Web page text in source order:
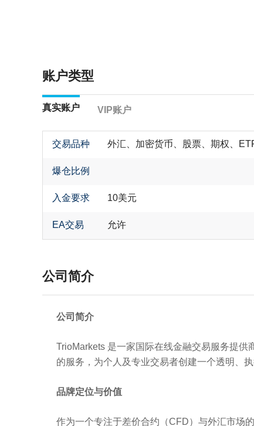
账户类型
真实账户 VIP账户
交易品种 外汇、加密货币、股票、期权、
爆仓比例
入金要求 10美元
EA交易 允许
公司简介
公司简介
TrioMarkets 是一家国际在线金融交易服务提
的服务，为个人及专业交易者创建一个透明、执
品牌定位与价值
作为一个专注于差价合约（CFD）与外汇市场